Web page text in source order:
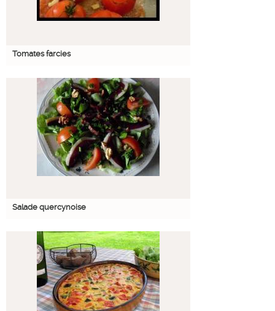
Tomates farcies
Salade quercynoise